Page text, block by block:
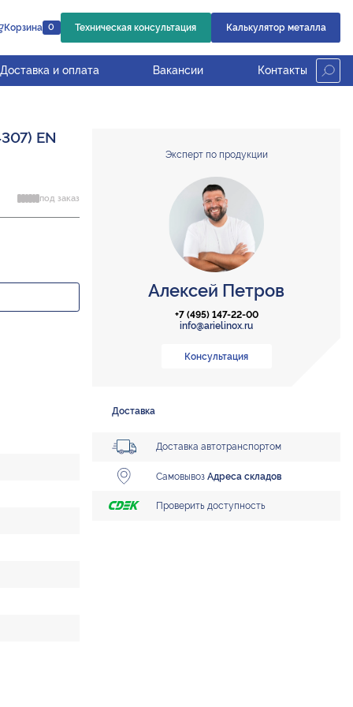
Корзина 0 Техническая консультация Калькулятор металла
Доставка и оплата Вакансии Контакты
EN
под заказ
Эксперт по продукции
Алексей Петров
+7 (495) 147-22-00
info@arielinox.ru
Консультация
Доставка
Доставка автотранспортом
СамовывозАдреса складов
Проверить доступность